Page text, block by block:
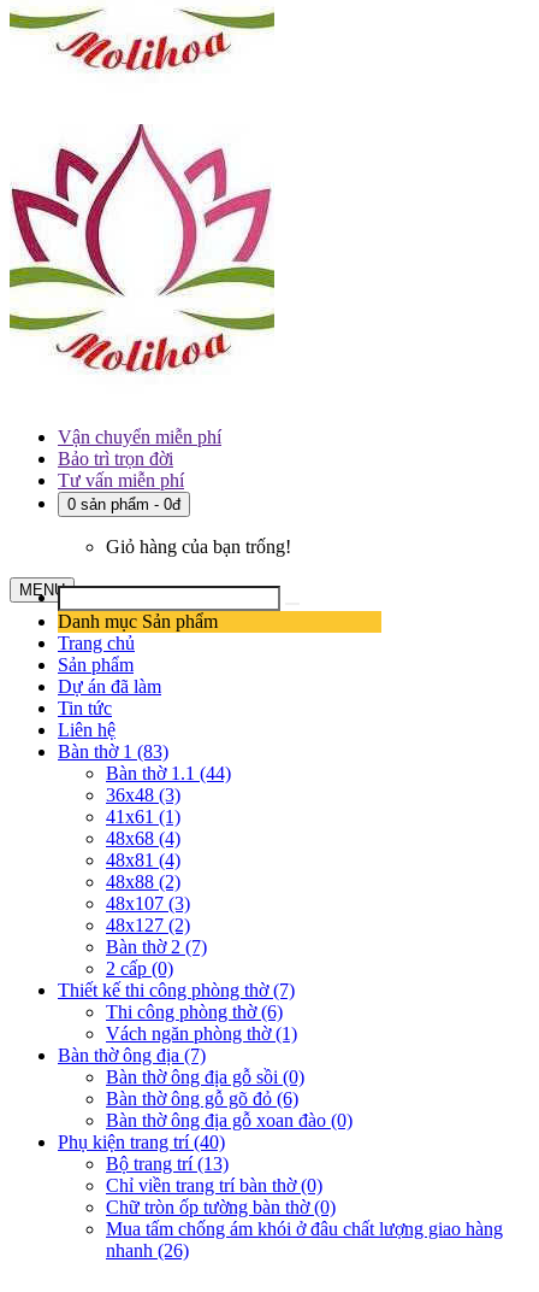
Vận chuyển miễn phí
Bảo trì trọn đời
Tư vấn miễn phí
0 sản phẩm - 0đ
Giỏ hàng của bạn trống!
MENU
Danh mục Sản phẩm
Trang chủ
Sản phẩm
Dự án đã làm
Tin tức
Liên hệ
Bàn thờ 1 (83)
Bàn thờ 1.1 (44)
36x48 (3)
41x61 (1)
48x68 (4)
48x81 (4)
48x88 (2)
48x107 (3)
48x127 (2)
Bàn thờ 2 (7)
2 cấp (0)
Thiết kế thi công phòng thờ (7)
Thi công phòng thờ (6)
Vách ngăn phòng thờ (1)
Bàn thờ ông địa (7)
Bàn thờ ông địa gỗ sồi (0)
Bàn thờ ông gỗ gõ đỏ (6)
Bàn thờ ông địa gỗ xoan đào (0)
Phụ kiện trang trí (40)
Bộ trang trí (13)
Chỉ viền trang trí bàn thờ (0)
Chữ tròn ốp tường bàn thờ (0)
Mua tấm chống ám khói ở đâu chất lượng giao hàng
nhanh (26)